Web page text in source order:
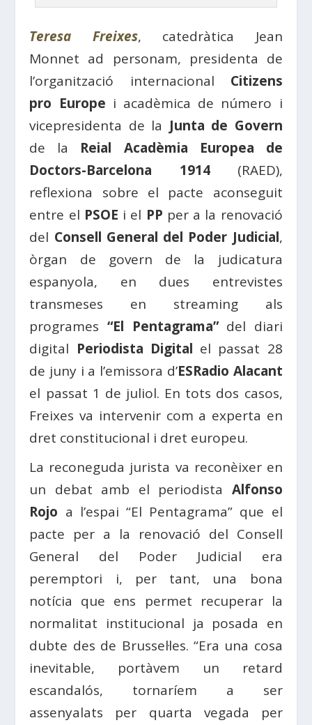
Teresa Freixes, catedràtica Jean
Monnet ad personam, presidenta de
l’organització internacional Citizens
pro Europe i acadèmica de número i
vicepresidenta de la Junta de Govern
de la Reial Acadèmia Europea de
Doctors-Barcelona 1914(RAED),
reflexiona sobre el pacte aconseguit
entre el PSOE i el PP per a la renovació
del Consell General del Poder Judicial,
òrgan de govern de la judicatura
espanyola, en dues entrevistes
transmeses en streaming als
programes “El Pentagrama”del diari
digital Periodista Digital el passat 28
de juny i a l’emissora d’ESRadio Alacant
el passat 1 de juliol. En tots dos casos,
Freixes va intervenir com a experta en
dret constitucional i dret europeu.
La reconeguda jurista va reconèixer en
un debat amb el periodista Alfonso
Rojo a l’espai “El Pentagrama” que el
pacte per a la renovació del Consell
General del Poder Judicial era
peremptori i, per tant, una bona
notícia que ens permet recuperar la
normalitat institucional ja posada en
dubte des de Brussel·les. “Era una cosa
inevitable, portàvem un retard
escandalós, tornaríem a ser
assenyalats per quarta vegada per